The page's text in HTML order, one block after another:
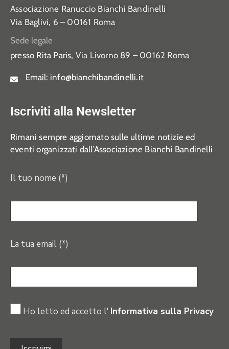
Associazione Ranuccio Bianchi Bandinelli
Via Baglivi, 6 – 00161 Roma
Sede legale
presso Rita Paris, Via Livorno 89 – 00162 Roma
Email: info@bianchibandinelli.it
Iscriviti alla Newsletter
Rimani sempre aggiornato sulle ultime notizie ed
eventi organizzati dall’Associazione Bianchi Bandinelli
Il tuo nome (*)
La tua email (*)
Ho letto ed accetto l' Informativa sulla Privacy